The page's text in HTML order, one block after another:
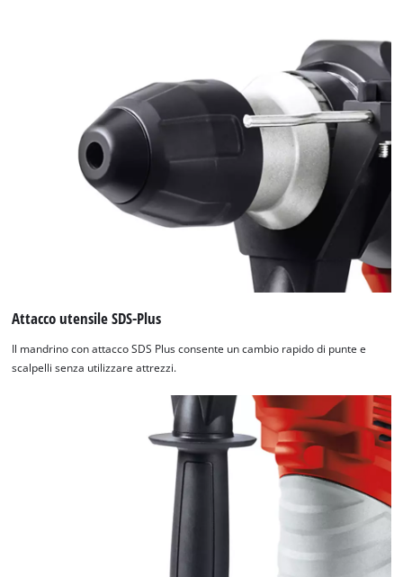
Attacco utensile SDS-Plus
Il mandrino con attacco SDS Plus consente un cambio rapido di punte e
scalpelli senza utilizzare attrezzi.